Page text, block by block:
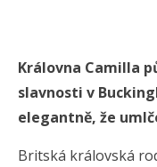
Královna Camilla
slavnosti v
elegantně, že
Britská královská